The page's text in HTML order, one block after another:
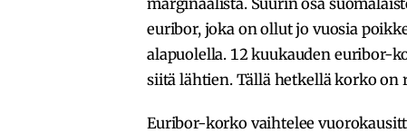
euribor, joka on ollut jo vuosia
alapuolella. 12 kuukauden euribor-
siitä lähtien. Tällä hetkellä korko on
Euribor-korko vaihtelee